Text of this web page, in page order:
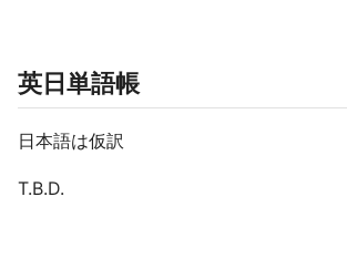
英日単語帳
日本語は仮訳
T.B.D.